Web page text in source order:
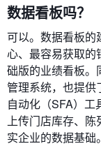
数据看板吗？
可以。数据看板的
心、最容易获取的
础版的业绩看板。
管理系统，也提
自动化（SFA）
上传门店库存、
实企业的数据基础。